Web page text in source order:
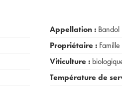
Appellation : Bandol
Propriétaire :
Viticulture :
Température de